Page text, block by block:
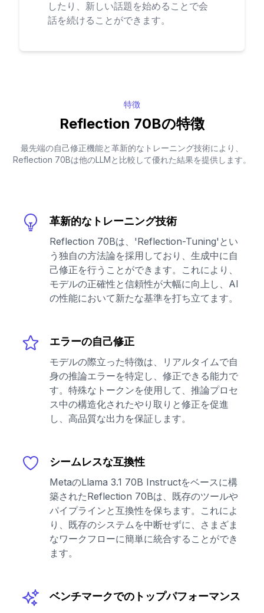
したり、新しい話題を始めることで会
話を続けることができます。
特徴
Reflection 70Bの特徴
最先端の自己修正機能と革新的なトレーニング技術により、
Reflection 70Bは他のLLMと比較して優れた結果を提供します。
革新的なトレーニング技術
Reflection 70Bは、'Reflection-Tuning'とい
う独自の方法論を採用しており、生成中に自
己修正を行うことができます。これにより、
モデルの正確性と信頼性が大幅に向上し、AI
の性能において新たな基準を打ち立てます。
エラーの自己修正
モデルの際立った特徴は、リアルタイムで自
身の推論エラーを特定し、修正できる能力で
す。特殊なトークンを使用して、推論プロセ
ス中の構造化されたやり取りと修正を促進
し、高品質な出力を保証します。
シームレスな互換性
MetaのLlama 3.1 70B Instructをベースに構
築されたReflection 70Bは、既存のツールや
パイプラインと互換性を保ちます。これによ
り、既存のシステムを中断せずに、さまざま
なワークフローに簡単に統合することができ
ます。
ベンチマークでのトップパフォーマンス